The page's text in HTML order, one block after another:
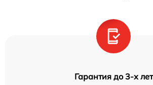
Гарантия до 3-х лет